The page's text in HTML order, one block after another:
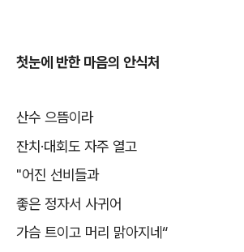
첫눈에 반한 마음의 안식처
산수 으뜸이라
잔치 ·대회도 자주 열고
"어진 선비들과
좋은 정자서 사귀어
가슴 트이고 머리 맑아지네“